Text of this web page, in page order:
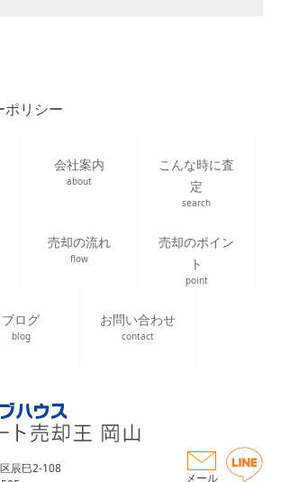
ポリシー
会社案内
about
こんな時に査
定
search
売却の流れ
flow
売却のポイン
ト
point
ブログ
blog
お問い合わせ
contact
辰巳2-108
メール